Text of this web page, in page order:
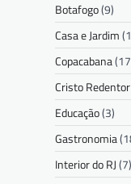
Botafogo(9)
Casa e Jardim
Copacabana
Cristo Redentor
Educação(3)
Gastronomia
Interior do RJ(7)